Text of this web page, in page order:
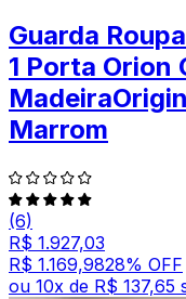
Guarda
1 Porta Orion
Marrom
(6)
R$ 1.927,03
R$ 1.169,9828% OFF
ou 10x de R$ 137,65